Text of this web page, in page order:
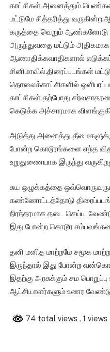
காட்சிகள் அனைத்தும்
மட்டுமே சித்தரித்து
கருத்தை வெறும் ஆண்களோடு
அருந்துவதை மட்டும் அதிகமாக
ஆணாதிக்கவாதிகளால்
சினிமாவில்.திரைப்படங்கள்
தொலைக்காட்சிகளில்
காட்சிகள் தற்போது
கெடுக்க அச்சாரமாக
அடுத்து அனைத்து
போன்ற கொடூரங்களை எந்த
உறுதுணையாக இருந்து
சுய ஒழுக்கத்தை
கண்ணோட்டத்தோடு
நிரந்தரமாக தடை செய்ய
இது போன்ற கொடூர
தனி மனித மாற்றமே சமூக
இருந்தால் இது போன்ற
இதற்கு அரசுக்கும் சம
ஆட்சியாளர்களும் உணர
74 total views , 1